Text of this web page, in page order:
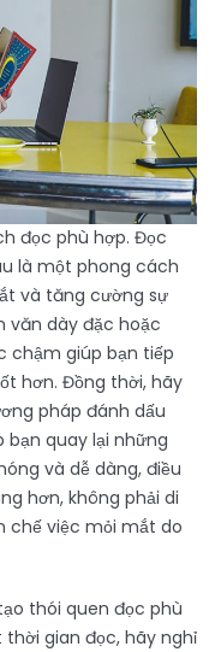
đọc phù hợp. Đọc
là một phong cách
và tăng cường sự
văn dày đặc hoặc
chậm giúp bạn tiếp
hơn. Đồng thời, hãy
pháp đánh dấu
quay lại những
và dễ dàng, điều
hơn, không phải di
chế việc mỏi mắt do
thói quen đọc phù
gian đọc, hãy nghỉ